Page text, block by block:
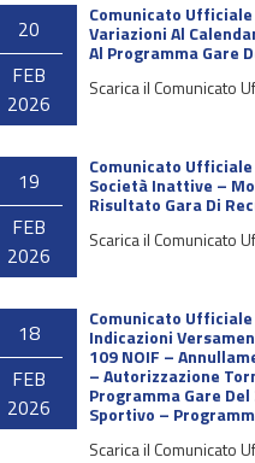
20
FEB
2026
Comunicato Ufficiale
Variazioni Al
Al Programma Gare
Scarica il Comunicato
19
FEB
2026
Comunicato Ufficiale
Società Inattive –
Risultato Gara Di
Scarica il Comunicato
18
FEB
2026
Comunicato Ufficiale
Indicazioni
109 NOIF –
– Autorizzazione
Programma Gare
Sportivo –
Scarica il Comunicato